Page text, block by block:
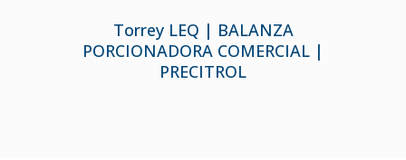
Torrey LEQ | BALANZA
PORCIONADORA COMERCIAL |
PRECITROL